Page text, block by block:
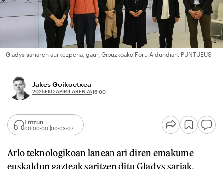
Gladys sariaren aurkezpena, gaur, Gipuzkoako Foru Aldundian. PUNTUEUS
Jakes Goikoetxea
2025EKO APIRILAREN 7A16:00
Entzun
00:00:00 00:03:07
Arlo teknologikoan lanean ari diren emakume
euskaldun gazteak saritzen ditu Gladys sariak.